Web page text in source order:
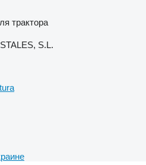
трактора
S.L.